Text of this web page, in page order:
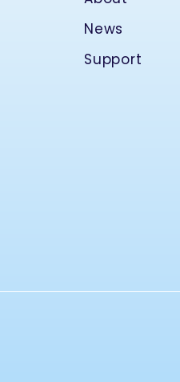
News
Support